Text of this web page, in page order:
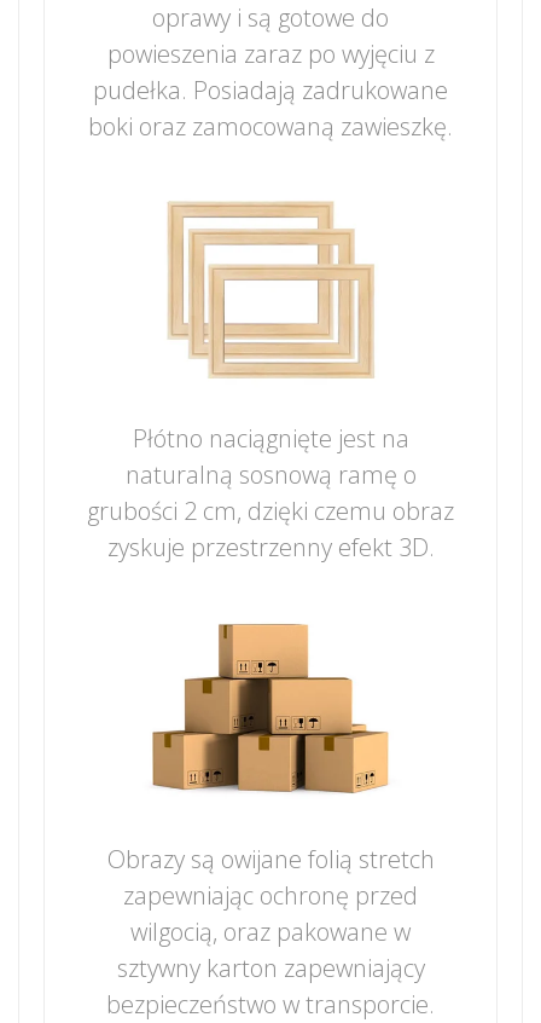
oprawy i są gotowe do
powieszenia zaraz po wyjęciu z
pudełka. Posiadają zadrukowane
boki oraz zamocowaną zawieszkę.
Płótno naciągnięte jest na
naturalną sosnową ramę o
grubości 2 cm, dzięki czemu obraz
zyskuje przestrzenny efekt 3D.
Obrazy są owijane folią stretch
zapewniając ochronę przed
wilgocią, oraz pakowane w
sztywny karton zapewniający
bezpieczeństwo w transporcie.